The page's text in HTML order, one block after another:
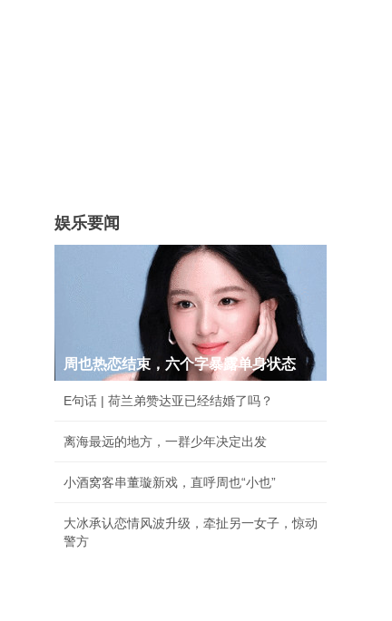
娱乐要闻
周也热恋结束，六个字暴露单身状态
E句话 | 荷兰弟赞达亚已经结婚了吗？
离海最远的地方，一群少年决定出发
小酒窝客串董璇新戏，直呼周也“小也”
大冰承认恋情风波升级，牵扯另一女子，惊动
警方